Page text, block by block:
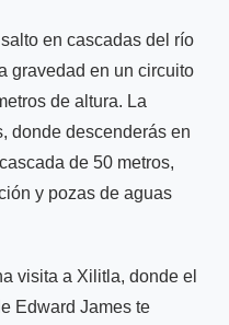
en cascadas del río
gravedad en un circuito
de altura. La
donde descenderás en
de 50 metros,
y pozas de aguas
visita a Xilitla, donde el
Edward James te